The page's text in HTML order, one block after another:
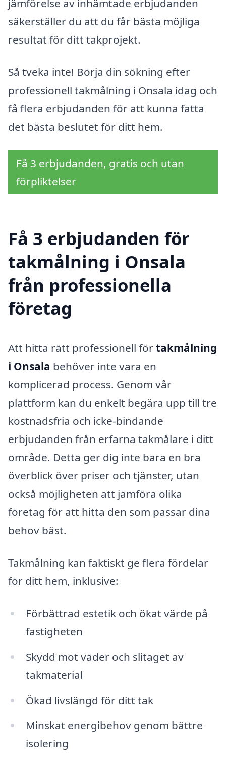
jämförelse av inhämtade erbjudanden
säkerställer du att du får bästa möjliga
resultat för ditt takprojekt.
Så tveka inte! Börja din sökning efter
professionell takmålning i Onsala idag och
få flera erbjudanden för att kunna fatta
det bästa beslutet för ditt hem.
Få 3 erbjudanden, gratis och utan
förpliktelser
Få 3 erbjudanden för
takmålning i Onsala
från professionella
företag
Att hitta rätt professionell förtakmålning
i Onsala behöver inte vara en
komplicerad process. Genom vår
plattform kan du enkelt begära upp till tre
kostnadsfria och icke-bindande
erbjudanden från erfarna takmålare i ditt
område. Detta ger dig inte bara en bra
överblick över priser och tjänster, utan
också möjligheten att jämföra olika
företag för att hitta den som passar dina
behov bäst.
Takmålning kan faktiskt ge flera fördelar
för ditt hem, inklusive:
Förbättrad estetik och ökat värde på
fastigheten
Skydd mot väder och slitaget av
takmaterial
Ökad livslängd för ditt tak
Minskat energibehov genom bättre
isolering